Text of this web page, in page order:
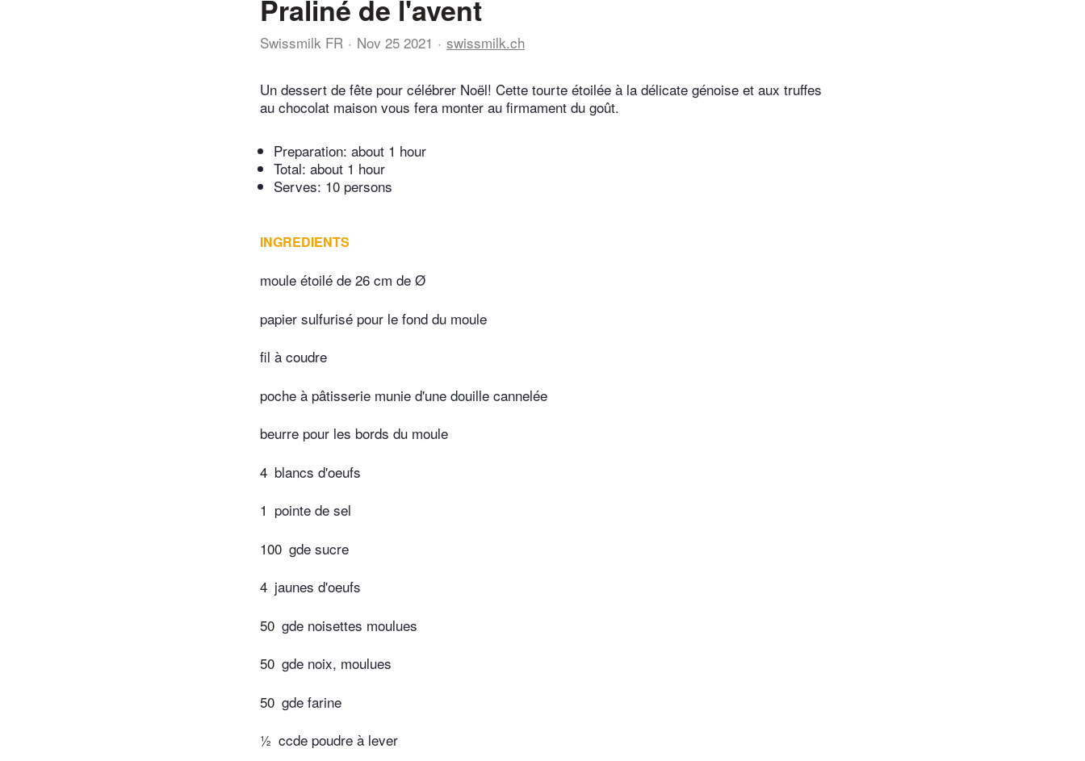
Praliné de l'avent
Swissmilk FR Nov 25 2021 swissmilk.ch
Un dessert de fête pour célébrer Noël! Cette tourte étoilée à la délicate génoise et aux truffes
au chocolat maison vous fera monter au firmament du goût.
Preparation: about 1 hour
Total: about 1 hour
Serves: 10 persons
INGREDIENTS
moule étoilé de 26 cm de Ø
papier sulfurisé pour le fond du moule
fil à coudre
poche à pâtisserie munie d'une douille cannelée
beurre pour les bords du moule
4 blancs d'oeufs
1 pointe de sel
100 gde sucre
4 jaunes d'oeufs
50 gde noisettes moulues
50 gde noix, moulues
50 gde farine
½ ccde poudre à lever